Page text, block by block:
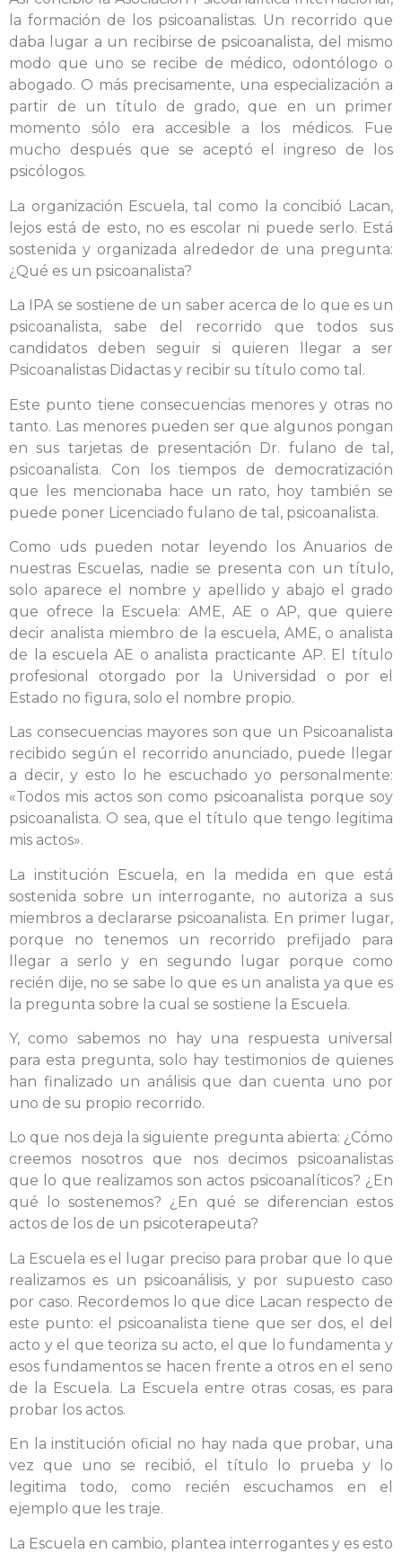
la formación de los psicoanalistas. Un recorrido que
daba lugar a un recibirse de psicoanalista, del mismo
modo que uno se recibe de médico, odontólogo o
abogado. O más precisamente, una especialización a
partir de un título de grado, que en un primer
momento sólo era accesible a los médicos. Fue
mucho después que se aceptó el ingreso de los
psicólogos.
La organización Escuela, tal como la concibió Lacan,
lejos está de esto, no es escolar ni puede serlo. Está
sostenida y organizada alrededor de una pregunta:
¿Qué es un psicoanalista?
La IPA se sostiene de un saber acerca de lo que es un
psicoanalista, sabe del recorrido que todos sus
candidatos deben seguir si quieren llegar a ser
Psicoanalistas Didactas y recibir su título como tal.
Este punto tiene consecuencias menores y otras no
tanto. Las menores pueden ser que algunos pongan
en sus tarjetas de presentación Dr. fulano de tal,
psicoanalista. Con los tiempos de democratización
que les mencionaba hace un rato, hoy también se
puede poner Licenciado fulano de tal, psicoanalista.
Como uds pueden notar leyendo los Anuarios de
nuestras Escuelas, nadie se presenta con un título,
solo aparece el nombre y apellido y abajo el grado
que ofrece la Escuela: AME, AE o AP, que quiere
decir analista miembro de la escuela, AME, o analista
de la escuela AE o analista practicante AP. El título
profesional otorgado por la Universidad o por el
Estado no figura, solo el nombre propio.
Las consecuencias mayores son que un Psicoanalista
recibido según el recorrido anunciado, puede llegar
a decir, y esto lo he escuchado yo personalmente:
«Todos mis actos son como psicoanalista porque soy
psicoanalista. O sea, que el título que tengo legitima
mis actos».
La institución Escuela, en la medida en que está
sostenida sobre un interrogante, no autoriza a sus
miembros a declararse psicoanalista. En primer lugar,
porque no tenemos un recorrido prefijado para
llegar a serlo y en segundo lugar porque como
recién dije, no se sabe lo que es un analista ya que es
la pregunta sobre la cual se sostiene la Escuela.
Y, como sabemos no hay una respuesta universal
para esta pregunta, solo hay testimonios de quienes
han finalizado un análisis que dan cuenta uno por
uno de su propio recorrido.
Lo que nos deja la siguiente pregunta abierta: ¿Cómo
creemos nosotros que nos decimos psicoanalistas
que lo que realizamos son actos psicoanalíticos? ¿En
qué lo sostenemos? ¿En qué se diferencian estos
actos de los de un psicoterapeuta?
La Escuela es el lugar preciso para probar que lo que
realizamos es un psicoanálisis, y por supuesto caso
por caso. Recordemos lo que dice Lacan respecto de
este punto: el psicoanalista tiene que ser dos, el del
acto y el que teoriza su acto, el que lo fundamenta y
esos fundamentos se hacen frente a otros en el seno
de la Escuela. La Escuela entre otras cosas, es para
probar los actos.
En la institución oficial no hay nada que probar, una
vez que uno se recibió, el título lo prueba y lo
legitima todo, como recién escuchamos en el
ejemplo que les traje.
La Escuela en cambio, plantea interrogantes y es esto